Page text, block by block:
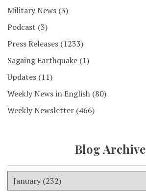
Military News (3)
Podcast (3)
Press Releases (1233)
Sagaing Earthquake (1)
Updates (11)
Weekly News in English (80)
Weekly Newsletter (466)
Blog Archive